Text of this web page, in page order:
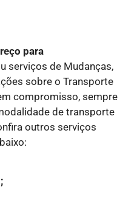
para
serviços de Mudanças,
sobre o Transporte
compromisso, sempre
de transporte
outros serviços